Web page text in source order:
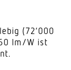
(72’000
lm/W ist